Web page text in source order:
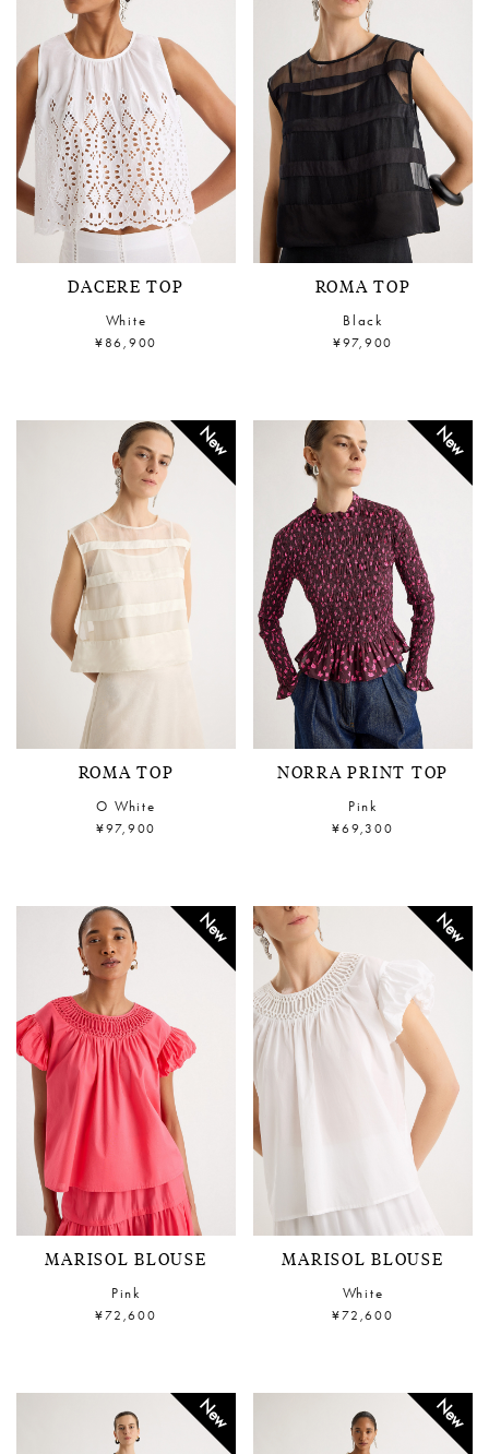
DACERE TOP
White
¥86,900
ROMA TOP
Black
¥97,900
New
ROMA TOP
O White
¥97,900
New
NORRA PRINT TOP
Pink
¥69,300
New
MARISOL BLOUSE
Pink
¥72,600
New
MARISOL BLOUSE
White
¥72,600
New New